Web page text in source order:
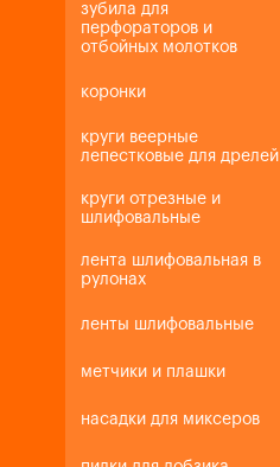
зубила для
перфораторов и
отбойных молотков
коронки
круги веерные
лепестковые для дрелей
круги отрезные и
шлифовальные
лента шлифовальная в
рулонах
ленты шлифовальные
метчики и плашки
насадки для миксеров